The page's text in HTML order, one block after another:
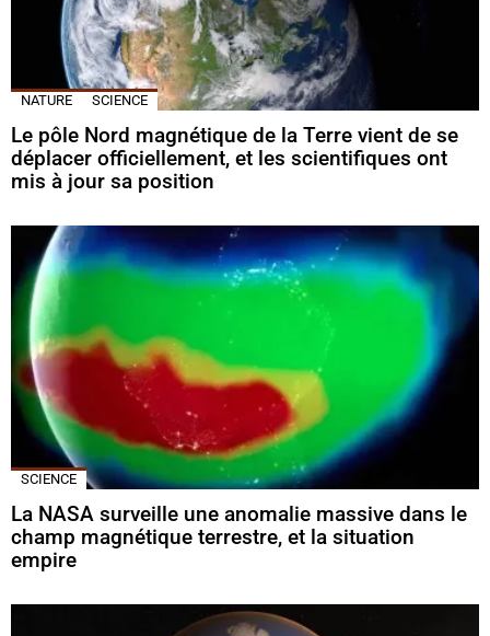
NATURE SCIENCE
Le pôle Nord magnétique de la Terre vient de se
déplacer officiellement, et les scientifiques ont
mis à jour sa position
SCIENCE
La NASA surveille une anomalie massive dans le
champ magnétique terrestre, et la situation
empire